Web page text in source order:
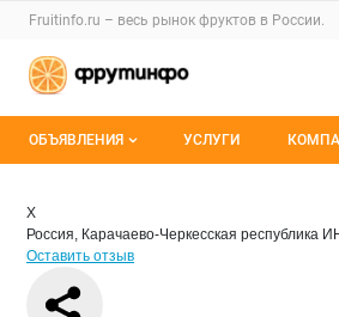
Раздел навигации по
Fruitinfo.ru – весь рынок фруктов в России.
Авторизация и меню
Навигация по разделам
ОБЪЯВЛЕНИЯ
Мои объявления
УСЛУГИ
О
Страница
Страница компании
Краткая информация о
Х
Россия, Карачаево-Черкесская республика
Оставить отзыв